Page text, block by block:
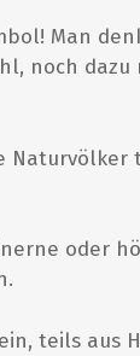
Man
noch dazu
Naturvölker
oder
teils aus